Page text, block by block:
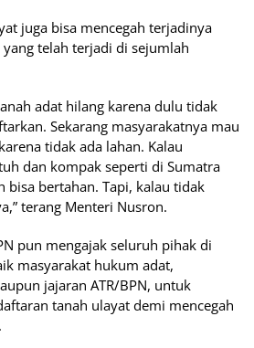
juga bisa mencegah terjadinya
telah terjadi di sejumlah
adat hilang karena dulu tidak
Sekarang masyarakatnya mau
tidak ada lahan. Kalau
dan kompak seperti di Sumatra
bisa bertahan. Tapi, kalau tidak
terang Menteri Nusron.
pun mengajak seluruh pihak di
masyarakat hukum adat,
jajaran ATR/BPN, untuk
tanah ulayat demi mencegah